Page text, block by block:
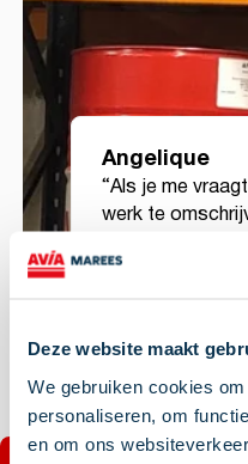
Deze website maakt
We gebruiken cookies
personaliseren, om
en om ons
Angelique
“Als je me
werk te
Angelique,
10 jaar heb zien
gebied van
gezorgd dat ik
specialiseren in